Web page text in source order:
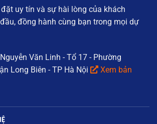
đặt uy tín và sự hài lòng của khách
đồng hành cùng bạn trong mọi dự
Văn Linh - Tổ 17 - Phường
Long Biên - TP Hà Nội
Xem bản